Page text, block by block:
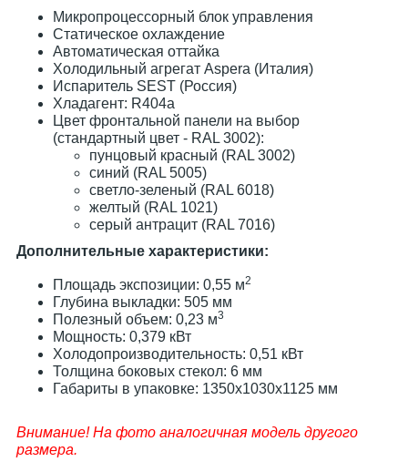
Микропроцессорный блок управления
Статическое охлаждение
Автоматическая оттайка
Холодильный агрегат Aspera (Италия)
Испаритель SEST (Россия)
Хладагент: R404a
Цвет фронтальной панели на выбор
(стандартный цвет - RAL 3002):
пунцовый красный (RAL 3002)
синий (RAL 5005)
светло-зеленый (RAL 6018)
желтый (RAL 1021)
серый антрацит (RAL 7016)
Дополнительные характеристики:
Площадь экспозиции: 0,55 м2
Глубина выкладки: 505 мм
Полезный объем: 0,23 м3
Мощность: 0,379 кВт
Холодопроизводительность: 0,51 кВт
Толщина боковых стекол: 6 мм
Габариты в упаковке: 1350х1030х1125 мм
Внимание! На фото аналогичная модель другого
размера.